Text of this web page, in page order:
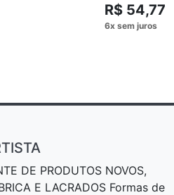
R$ 54,77
DE PRODUTOS NOVOS,
E LACRADOS Formas de